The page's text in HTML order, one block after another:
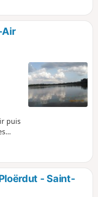
également des
que l'auditoire de
prolongez la balade
Air à Priziac, où vous
de la planche à
profiter du cadre
de jeux pour enfants,
l'étang de Pontigou
Air
puis
- Saint-